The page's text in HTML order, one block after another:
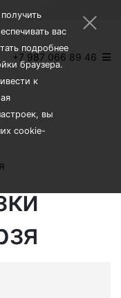
+7 987 066 89 46
×
вас
подробнее
браузера.
к
вы
cookie-